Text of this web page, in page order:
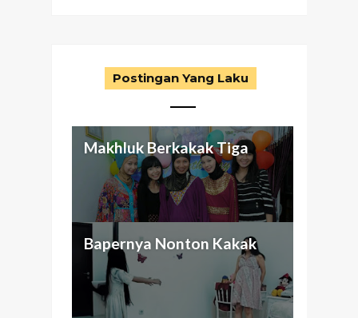
Postingan Yang Laku
Makhluk Berkakak Tiga
Aku dan Keluarga
(abnormal) ku
Antara Seragam Putih-Biru,
Otak Cetek, dan Bunuh Diri
Nggak Cuma Butuh Passion
Buat Beli Mansion
Bapernya Nonton Kakak